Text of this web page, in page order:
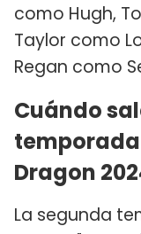
como Hugh,
Taylor como
Regan como
Cuándo
temporada
Dragon
La segunda